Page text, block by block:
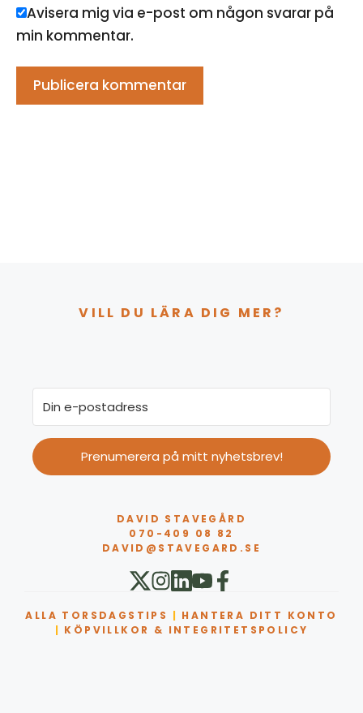
Avisera mig via e-post om någon svarar på
min kommentar.
VILL DU LÄRA DIG MER?
Prenumerera på mitt nyhetsbrev!
DAVID STAVEGÅRD
070-409 08 82
DAVID@STAVEGARD.SE
ALLA TORSDAGSTIPS | HANTERA DITT KONTO
| KÖPVILLKOR & INTEGRITETSPOLICY